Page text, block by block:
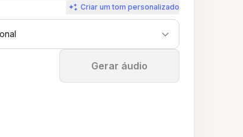
Criar um tom personalizado
Gerar áudio
Parar